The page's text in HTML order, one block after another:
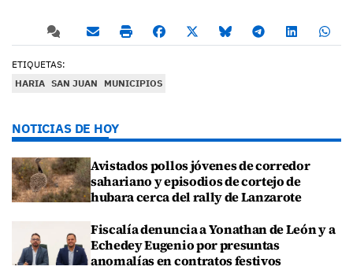
ETIQUETAS:
HARIA SAN JUAN MUNICIPIOS
NOTICIAS DE HOY
Avistados pollos jóvenes de corredor
sahariano y episodios de cortejo de
hubara cerca del rally de Lanzarote
Fiscalía denuncia a Yonathan de León y a
Echedey Eugenio por presuntas
anomalías en contratos festivos